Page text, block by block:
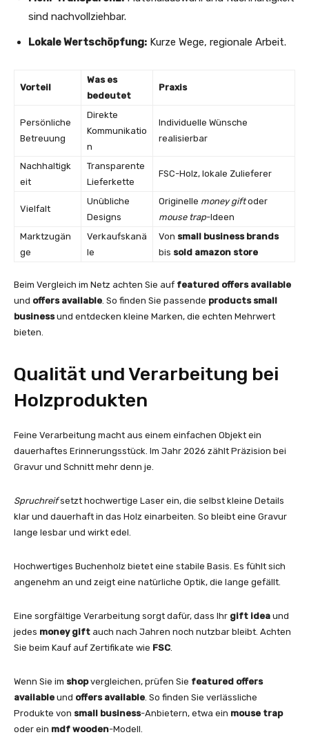
sind nachvollziehbar.
Lokale Wertschöpfung: Kurze Wege, regionale Arbeit.
Vorteil
Was es
bedeutet
Praxis
Persönliche
Betreuung
Direkte
Kommunikatio
n
Individuelle Wünsche
realisierbar
Nachhaltigk
eit
Transparente
Lieferkette
FSC-Holz, lokale Zulieferer
Vielfalt
Unübliche
Designs
Originelle money giftoder
mouse trap-Ideen
Marktzugän
ge
Verkaufskanä
le
Von small business brands
bis sold amazon store
Beim Vergleich im Netz achten Sie auf featured offers available
und offers available. So finden Sie passende products small
businessund entdecken kleine Marken, die echten Mehrwert
bieten.
Qualität und Verarbeitung bei
Holzprodukten
Feine Verarbeitung macht aus einem einfachen Objekt ein
dauerhaftes Erinnerungsstück. Im Jahr 2026 zählt Präzision bei
Gravur und Schnitt mehr denn je.
Spruchreifsetzt hochwertige Laser ein, die selbst kleine Details
klar und dauerhaft in das Holz einarbeiten. So bleibt eine Gravur
lange lesbar und wirkt edel.
Hochwertiges Buchenholz bietet eine stabile Basis. Es fühlt sich
angenehm an und zeigt eine natürliche Optik, die lange gefällt.
Eine sorgfältige Verarbeitung sorgt dafür, dass Ihr gift idea und
jedes money gift auch nach Jahren noch nutzbar bleibt. Achten
Sie beim Kauf auf Zertifikate wie FSC.
Wenn Sie im shopvergleichen, prüfen Sie featured offers
available und offers available. So finden Sie verlässliche
Produkte von small business-Anbietern, etwa ein mouse trap
oder ein mdf wooden-Modell.